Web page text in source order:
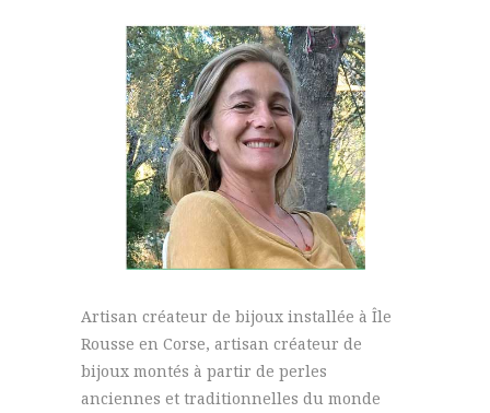
Artisan créateur de bijoux installée à Île
Rousse en Corse, artisan créateur de
bijoux montés à partir de perles
anciennes et traditionnelles du monde